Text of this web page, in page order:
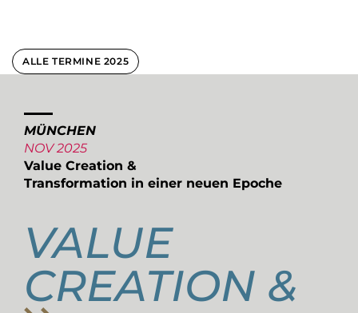
ALLE TERMINE 2025
VALUE
CREATION &
MÜNCHEN
NOV 2025
Value Creation &
Transformation in einer neuen Epoche